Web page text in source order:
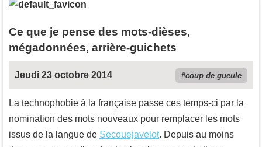
Ce que je pense des mots-dièses,
mégadonnées, arrière-guichets
Jeudi 23 octobre 2014 coup de gueule
La technophobie à la française passe ces temps-ci par la
nomination des mots nouveaux pour remplacer les mots
issus de la langue de Secouejavelot. Depuis au moins